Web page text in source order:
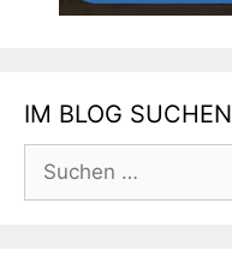
IM BLOG SUCHEN
Suchen
nach: